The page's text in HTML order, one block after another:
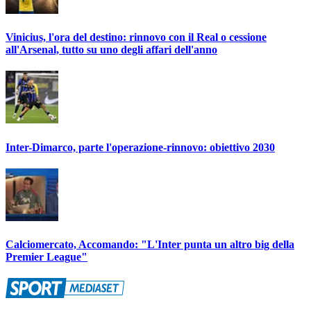
Vinicius, l'ora del destino: rinnovo con il Real o cessione
all'Arsenal, tutto su uno degli affari dell'anno
Inter-Dimarco, parte l'operazione-rinnovo: obiettivo 2030
Calciomercato, Accomando: "L'Inter punta un altro big della
Premier League"